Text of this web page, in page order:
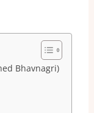
Bhavnagri)